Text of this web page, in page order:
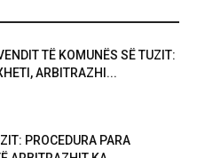
TË KOMUNËS SË TUZIT:
ARBITRAZHI...
PROCEDURA PARA